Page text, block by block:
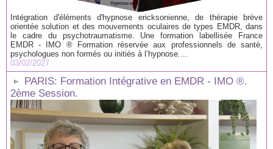
Intégration d'éléments d'hypnose ericksonienne, de thérapie brève
orientée solution et des mouvements oculaires de types EMDR, dans
le cadre du psychotraumatisme. Une formation labellisée France
EMDR - IMO ® Formation réservée aux professionnels de santé,
psychologues non formés ou initiés à l’hypnose....
03/02/2027
PARIS: Formation Intégrative en EMDR - IMO ®.
2ème Session.